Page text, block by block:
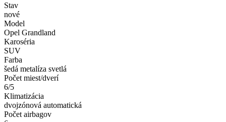
Stav
nové
Model
Opel Grandland
Karoséria
SUV
Farba
šedá metalíza svetlá
Počet miest/dverí
6/5
Klimatizácia
dvojzónová automatická
Počet airbagov